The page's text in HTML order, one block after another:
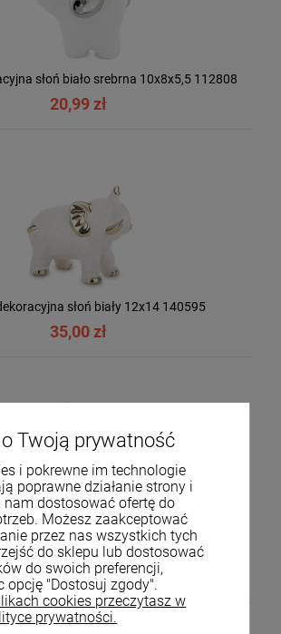
słoń biało srebrna 10x8x5,5 112808
20,99 zł
słoń biały 12x14 140595
35,00 zł
słoń biały 33x12 101344
61,00 zł
Twoją prywatność
i pokrewne im technologie
poprawne działanie strony i
nam dostosować ofertę do
Możesz zaakceptować
przez nas wszystkich tych
do sklepu lub dostosować
do swoich preferencji,
opcję "Dostosuj zgody".
cookies przeczytasz w
prywatności.